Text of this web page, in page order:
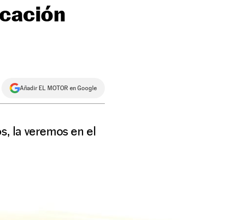
Añadir EL MOTOR en Google
la veremos en el